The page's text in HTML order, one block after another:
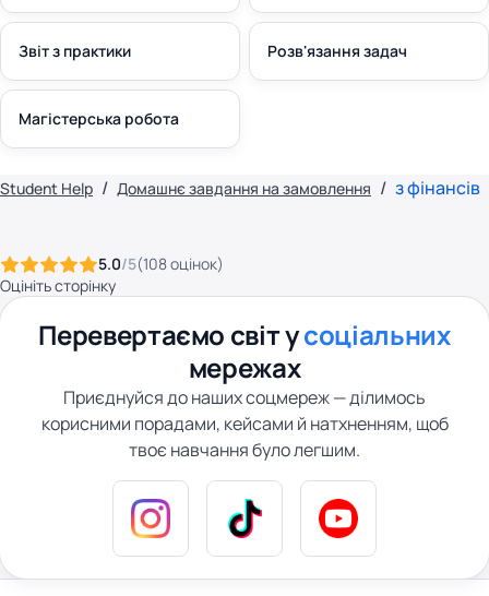
Звіт з практики Розв'язання задач
Магістерська робота
Student Help Домашнє завдання на замовлення з фінансів
5.0/5(108оцінок)
Оцініть сторінку
Перевертаємо світ усоціальних
мережах
Приєднуйся до наших соцмереж — ділимось
корисними порадами, кейсами й натхненням, щоб
твоє навчання було легшим.